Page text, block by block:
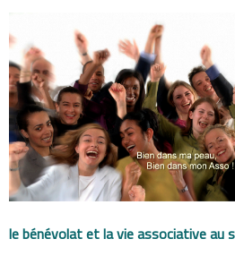
le bénévolat et la vie associative au